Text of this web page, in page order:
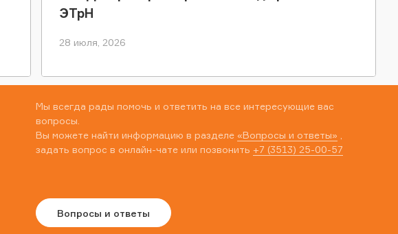
ЭТрН
28 июля, 2026
Мы всегда рады помочь и ответить на все интересующие вас
вопросы.
Вы можете найти информацию в разделе «Вопросы и ответы»
задать вопрос в онлайн-чате или позвонить +7 (3513) 25-00-57
Вопросы и ответы